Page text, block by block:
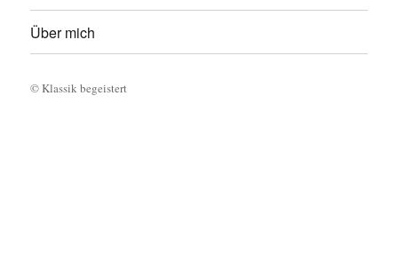
Über mich
©Klassik begeistert